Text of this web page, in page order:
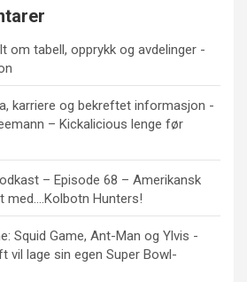
om tabell, opprykk og avdelinger -
karriere og bekreftet informasjon -
– Kickalicious lenge før
– Episode 68 – Amerikansk
med….Kolbotn Hunters!
Squid Game, Ant-Man og Ylvis -
vil lage sin egen Super Bowl-